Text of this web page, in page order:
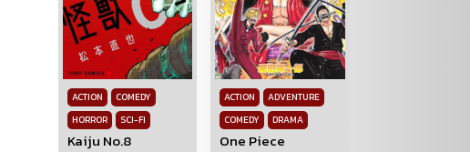
ACTION
COMEDY
HORROR
SCI-FI
Kaiju No.8
ACTION
ADVENTURE
COMEDY
DRAMA
One Piece